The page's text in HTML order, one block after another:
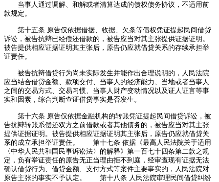
当事人通过调解、和解或者清算达成的债权债务协议，不适用前
款规定。
第十五条 原告仅依据借据、收据、欠条等债权凭证提起民间借贷
诉讼，被告抗辩已经偿还借款的，被告应当对其主张提供证据证明。
被告提供相应证据证明其主张后，原告仍应就借贷关系的存续承担举
证责任。
被告抗辩借贷行为尚未实际发生并能作出合理说明的，人民法院
应当结合借贷金额、款项交付、当事人的经济能力、当地或者当事人
之间的交易方式、交易习惯、当事人财产变动情况以及证人证言等事
实和因素，综合判断查证借贷事实是否发生。
第十六条 原告仅依据金融机构的转账凭证提起民间借贷诉讼，被
告抗辩转账系偿还双方之前借款或者其他债务的，被告应当对其主张
提供证据证明。被告提供相应证据证明其主张后，原告仍应就借贷关
系的成立承担举证责任。 第十七条 依据《最高人民法院关于适用
〈中华人民共和国民事诉讼法〉的解释》第一百七十四条第二款之规
定，负有举证责任的原告无正当理由拒不到庭，经审查现有证据无法
确认借贷行为、借贷金额、支付方式等案件主要事实的，人民法院对
原告主张的事实不予认定。 第十八条 人民法院审理民间借贷纠纷